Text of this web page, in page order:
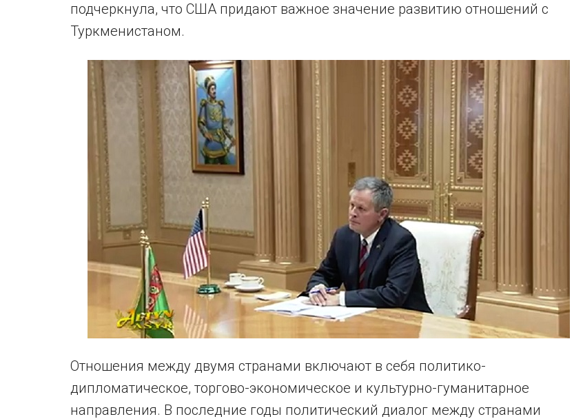
подчеркнула, что США придают важное значение развитию отношений с
Туркменистаном.
Отношения между двумя странами включают в себя политико-
дипломатическое, торгово-экономическое и культурно-гуманитарное
направления. В последние годы политический диалог между странами